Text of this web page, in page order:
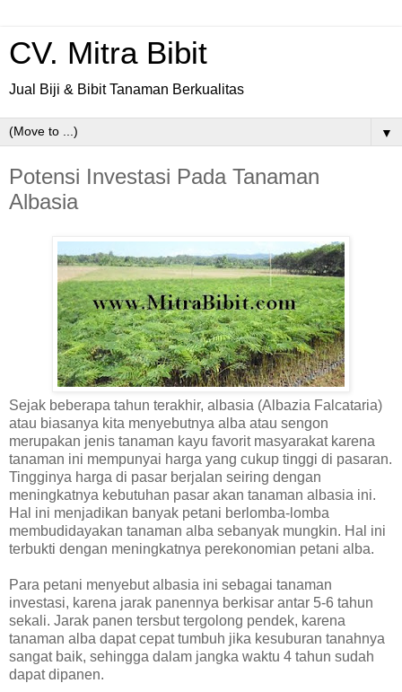
CV. Mitra Bibit
Jual Biji & Bibit Tanaman Berkualitas
▼
Potensi Investasi Pada Tanaman
Albasia
Sejak beberapa tahun terakhir, albasia (Albazia Falcataria)
atau biasanya kita menyebutnya alba atau sengon
merupakan jenis tanaman kayu favorit masyarakat karena
tanaman ini mempunyai harga yang cukup tinggi di pasaran.
Tingginya harga di pasar berjalan seiring dengan
meningkatnya kebutuhan pasar akan tanaman albasia ini.
Hal ini menjadikan banyak petani berlomba-lomba
membudidayakan tanaman alba sebanyak mungkin. Hal ini
terbukti dengan meningkatnya perekonomian petani alba.
Para petani menyebut albasia ini sebagai tanaman
investasi, karena jarak panennya berkisar antar 5-6 tahun
sekali. Jarak panen tersbut tergolong pendek, karena
tanaman alba dapat cepat tumbuh jika kesuburan tanahnya
sangat baik, sehingga dalam jangka waktu 4 tahun sudah
dapat dipanen.